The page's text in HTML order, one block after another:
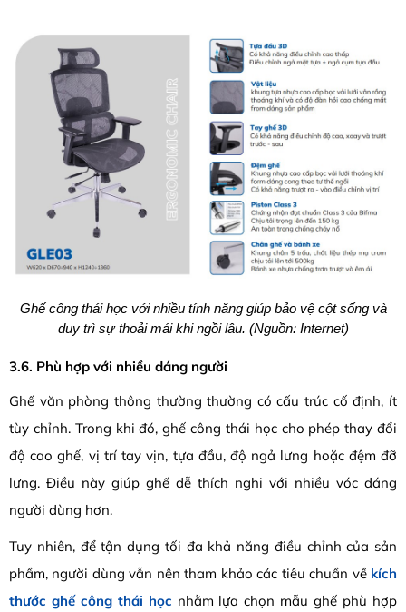
Ghế công thái học với nhiều tính năng giúp bảo vệ cột sống và
duy trì sự thoải mái khi ngồi lâu. (Nguồn: Internet)
3.6. Phù hợp với nhiều dáng người
Ghế văn phòng thông thường thường có cấu trúc cố định, ít
tùy chỉnh. Trong khi đó, ghế công thái học cho phép thay đổi
độ cao ghế, vị trí tay vịn, tựa đầu, độ ngả lưng hoặc đệm đỡ
lưng. Điều này giúp ghế dễ thích nghi với nhiều vóc dáng
người dùng hơn.
Tuy nhiên, để tận dụng tối đa khả năng điều chỉnh của sản
phẩm, người dùng vẫn nên tham khảo các tiêu chuẩn về kích
thước ghế công thái học nhằm lựa chọn mẫu ghế phù hợp